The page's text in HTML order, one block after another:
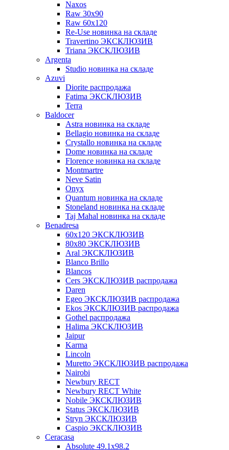
Naxos
Raw 30x90
Raw 60х120
Re-Use новинка на складе
Travertino ЭКСКЛЮЗИВ
Triana ЭКСКЛЮЗИВ
Argenta
Studio новинка на складе
Azuvi
Diorite распродажа
Fatima ЭКСКЛЮЗИВ
Terra
Baldoсer
Astra новинка на складе
Bellagio новинка на складе
Crystallo новинка на складе
Dome новинка на складе
Florence новинка на складе
Montmartre
Neve Satin
Onyx
Quantum новинка на складе
Stoneland новинка на складе
Taj Mahal новинка на складе
Benadresa
60х120 ЭКСКЛЮЗИВ
80х80 ЭКСКЛЮЗИВ
Aral ЭКСКЛЮЗИВ
Blanco Brillo
Blancos
Cers ЭКСКЛЮЗИВ распродажа
Daren
Egeo ЭКСКЛЮЗИВ распродажа
Ekos ЭКСКЛЮЗИВ распродажа
Gothel распродажа
Halima ЭКСКЛЮЗИВ
Jaipur
Karma
Lincoln
Muretto ЭКСКЛЮЗИВ распродажа
Nairobi
Newbury RECT
Newbury RECT White
Nobile ЭКСКЛЮЗИВ
Status ЭКСКЛЮЗИВ
Stryn ЭКСКЛЮЗИВ
Сaspio ЭКСКЛЮЗИВ
Ceracasa
Absolute 49.1x98.2